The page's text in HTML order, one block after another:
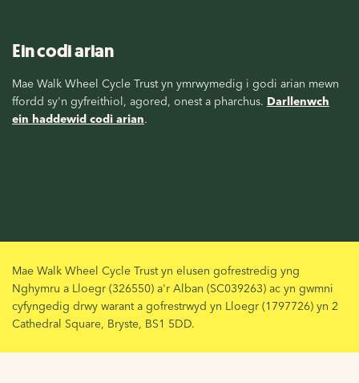
Ein codi arian
Mae Walk Wheel Cycle Trust yn ymrwymedig i godi arian mewn
ffordd sy'n gyfreithiol, agored, onest a pharchus. Darllenwch
ein haddewid codi arian.
Mae Walk Wheel Cycle Trust yn elusen gofrestredig yng
Nghymru a Lloegr (326550) a'r Alban (SC039263) ac yn gwmni
cyfyngedig drwy warant a gofrestrwyd yn Lloegr (1797726) yn 2
Cathedral Square, Bryste, BS1 5DD.